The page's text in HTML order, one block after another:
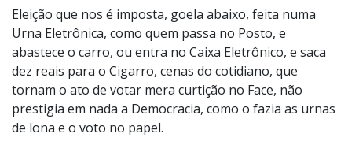
Eleição que nos é imposta, goela abaixo, feita numa
Urna Eletrônica, como quem passa no Posto, e
abastece o carro, ou entra no Caixa Eletrônico, e saca
dez reais para o Cigarro, cenas do cotidiano, que
tornam o ato de votar mera curtição no Face, não
prestigia em nada a Democracia, como o fazia as urnas
de lona e o voto no papel.